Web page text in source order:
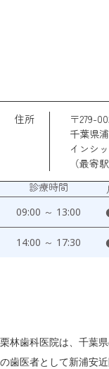
住所
〒279-
千葉県
インシ
（最寄
診療時間
09:00 ～ 13:00
14:00 ～ 17:30
栗林歯科医院は、千葉
の歯医者として新浦安